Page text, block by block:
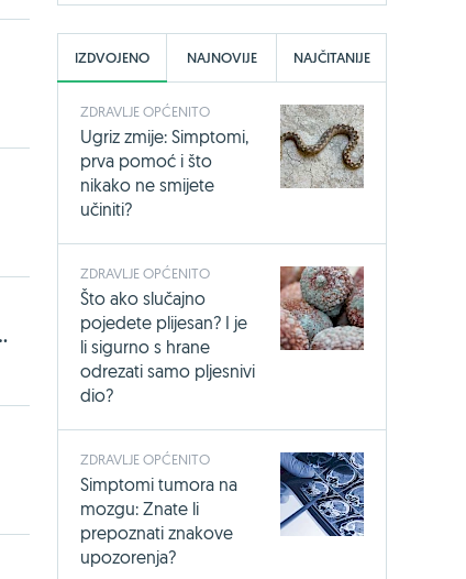
IZDVOJENO NAJNOVIJE NAJČITANIJE
ZDRAVLJE OPĆENITO
Ugriz zmije: Simptomi,
prva pomoć i što
nikako ne smijete
učiniti?
ZDRAVLJE OPĆENITO
Što ako slučajno
pojedete plijesan? I je
li sigurno s hrane
odrezati samo pljesnivi
dio?
ZDRAVLJE OPĆENITO
Simptomi tumora na
mozgu: Znate li
prepoznati znakove
upozorenja?